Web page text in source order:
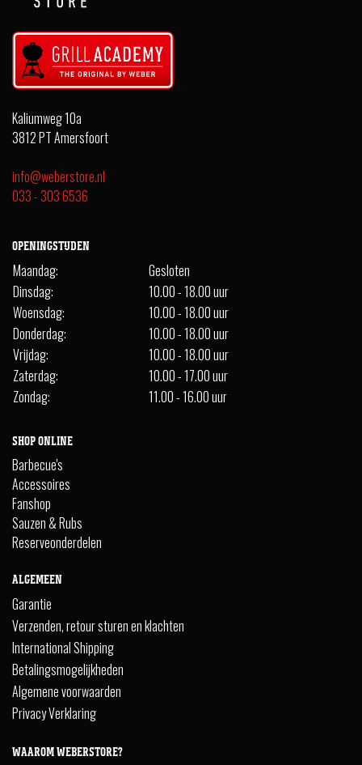
Kaliumweg 10a
3812 PT Amersfoort
info@weberstore.nl
033 - 303 6536
OPENINGSTIJDEN
Maandag:
Gesloten
Dinsdag:
10.00 - 18.00 uur
Woensdag:
10.00 - 18.00 uur
Donderdag:
10.00 - 18.00 uur
Vrijdag:
10.00 - 18.00 uur
Zaterdag:
10.00 - 17.00 uur
Zondag:
11.00 - 16.00 uur
SHOP ONLINE
Barbecue's
Accessoires
Fanshop
Sauzen & Rubs
Reserveonderdelen
ALGEMEEN
Garantie
Verzenden, retour sturen en klachten
International Shipping
Betalingsmogelijkheden
Algemene voorwaarden
Privacy Verklaring
WAAROM WEBERSTORE?